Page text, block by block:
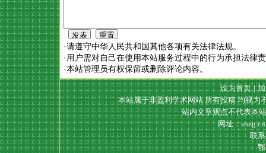
·请遵守中华人民共和国其他各项有关法律法规。
·用户需对自己在使用本站服务过程中的行为承担法律
·本站管理员有权保留或删除评论内容。
设为首页|
本站属于非盈利学术网站 所有投稿 均视为
站内文章观点不代表本
网址：
联